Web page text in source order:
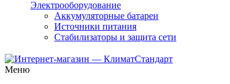
Электрооборудование
Аккумуляторные батареи
Источники питания
Стабилизаторы и защита сети
Меню